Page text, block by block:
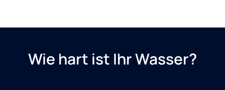
Wie hart ist Ihr Wasser?